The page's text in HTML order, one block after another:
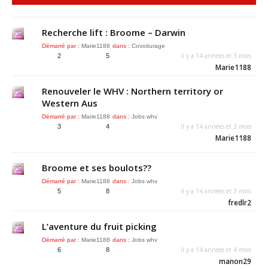
Recherche lift : Broome – Darwin
Démarré par : Marie1188 dans : Covoiturage
2 5 il y a 14 années et 3 mois
Marie1188
Renouveler le WHV : Northern territory or
Western Aus
Démarré par : Marie1188 dans : Jobs whv
3 4 il y a 14 années et 3 mois
Marie1188
Broome et ses boulots??
Démarré par : Marie1188 dans : Jobs whv
5 8 il y a 14 années et 3 mois
fredlr2
L’aventure du fruit picking
Démarré par : Marie1188 dans : Jobs whv
6 8 il y a 14 années et 4 mois
manon29